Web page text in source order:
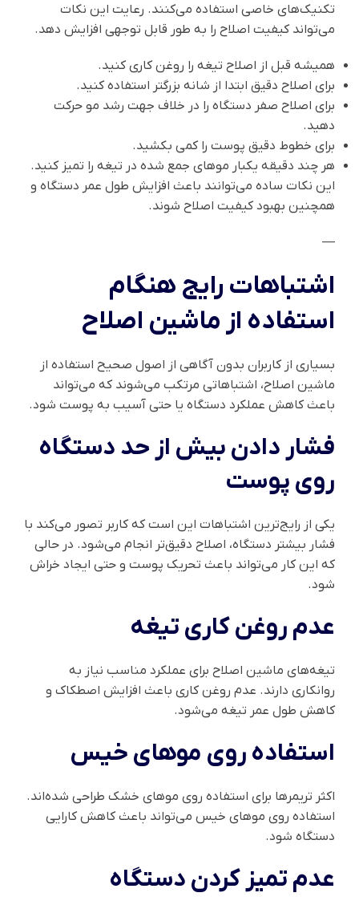
تکنیک‌های خاصی استفاده می‌کنند. رعایت این نکات
می‌تواند کیفیت اصلاح را به طور قابل توجهی افزایش دهد.
همیشه قبل از اصلاح تیغه را روغن کاری کنید.
برای اصلاح دقیق ابتدا از شانه بزرگتر استفاده کنید.
برای اصلاح صفر دستگاه را در خلاف جهت رشد مو حرکت
دهید.
برای خطوط دقیق پوست را کمی بکشید.
هر چند دقیقه یکبار موهای جمع شده در تیغه را تمیز کنید.
این نکات ساده می‌توانند باعث افزایش طول عمر دستگاه و
همچنین بهبود کیفیت اصلاح شوند.
—
اشتباهات رایج هنگام
استفاده از ماشین اصلاح
بسیاری از کاربران بدون آگاهی از اصول صحیح استفاده از
ماشین اصلاح، اشتباهاتی مرتکب می‌شوند که می‌تواند
باعث کاهش عملکرد دستگاه یا حتی آسیب به پوست شود.
فشار دادن بیش از حد دستگاه
روی پوست
یکی از رایج‌ترین اشتباهات این است که کاربر تصور می‌کند با
فشار بیشتر دستگاه، اصلاح دقیق‌تر انجام می‌شود. در حالی
که این کار می‌تواند باعث تحریک پوست و حتی ایجاد خراش
شود.
عدم روغن کاری تیغه
تیغه‌های ماشین اصلاح برای عملکرد مناسب نیاز به
روانکاری دارند. عدم روغن کاری باعث افزایش اصطکاک و
کاهش طول عمر تیغه می‌شود.
استفاده روی موهای خیس
اکثر تریمرها برای استفاده روی موهای خشک طراحی شده‌اند.
استفاده روی موهای خیس می‌تواند باعث کاهش کارایی
دستگاه شود.
عدم تمیز کردن دستگاه